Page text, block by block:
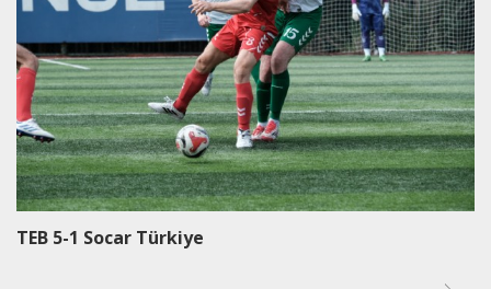
TEB 5-1 Socar Türkiye